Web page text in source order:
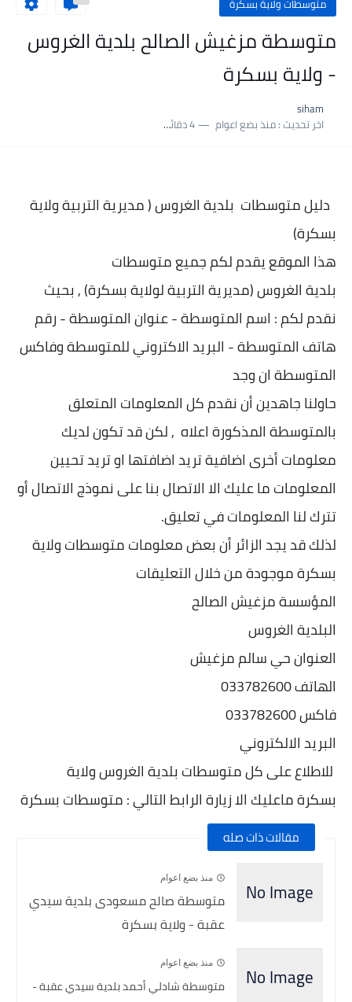
متوسطات ولاية بسكرة
متوسطة مزغيش الصالح بلدية الغروس
- ولاية بسكرة
siham
اخر تحديث :منذ بضع اعوام 4 دقائق للقراءة
دليل متوسطات بلديةالغروس ( مديرية التربية ولاية
بسكرة)
هذا الموقع يقدم لكم جميع متوسطات
بلديةالغروس (مديرية التربية لولاية بسكرة) , بحيث
نقدم لكم : اسم المتوسطة - عنوان المتوسطة - رقم
هاتف المتوسطة - البريد الاكتروني للمتوسطة وفاكس
المتوسطة ان وجد
حاولنا جاهدين أن نقدم كل المعلومات المتعلق
بالمتوسطة المذكورة اعلاه , لكن قد تكون لديك
معلومات أخرى اضافية تريد اضافتها او تريد تحيين
المعلومات ما عليك الا الاتصال بنا على نموذج الاتصال أو
تترك لنا المعلومات في تعليق.
لذلك قد يجد الزائر أن بعض معلومات متوسطات ولاية
بسكرة موجودة من خلال التعليقات
المؤسسة مزغيش الصالح
البلدية الغروس
العنوان حي سالم مزغيش
الهاتف 033782600
فاكس 033782600
البريد الالكتروني
للاطلاع على كل متوسطات بلدية الغروس ولاية
بسكرة ماعليك الا زيارة الرابط التالي : متوسطات بسكرة
مقالات ذات صله
منذ بضع اعوام
متوسطة صالح مسعودى بلدية سيدي
عقبة - ولاية بسكرة
منذ بضع اعوام
متوسطة شادلي أحمد بلدية سيدي عقبة -